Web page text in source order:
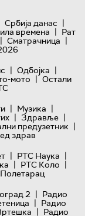
Србија данас |
времена | Рат
| Сматрачница |
| Одбојка |
мото | Остали
| Музика |
| Здравље |
предузетник |
здрав
| РТС Наука |
| РТС Коло |
2 | Радио
| Радио
| Радио